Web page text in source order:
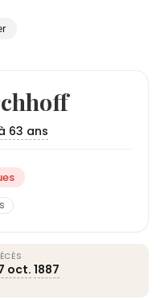
63 ans
oct.1887